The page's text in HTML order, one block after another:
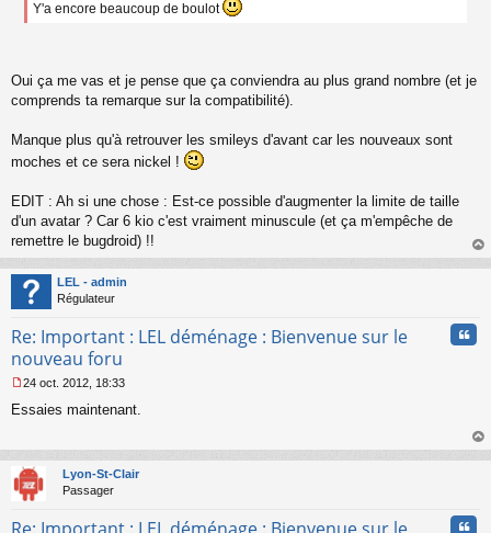
Y'a encore beaucoup de boulot
Oui ça me vas et je pense que ça conviendra au plus grand nombre (et je
comprends ta remarque sur la compatibilité).
Manque plus qu'à retrouver les smileys d'avant car les nouveaux sont
moches et ce sera nickel !
EDIT : Ah si une chose : Est-ce possible d'augmenter la limite de taille
d'un avatar ? Car 6 kio c'est vraiment minuscule (et ça m'empêche de
remettre le bugdroid) !!
au
LEL - admin
Régulateur
Re: Important : LEL déménage : Bienvenue sur le
nouveau foru
e
a
g
e
o
24 oct. 2012, 18:33
Essaies maintenant.
au
Lyon-St-Clair
Passager